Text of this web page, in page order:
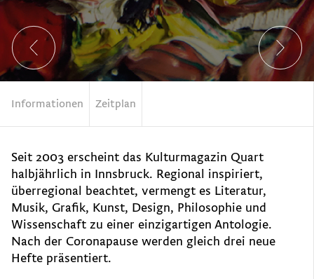
Informationen Zeitplan
Seit 2003 erscheint das Kulturmagazin Quart
halbjährlich in Innsbruck. Regional inspiriert,
überregio­nal beachtet, vermengt es Literatur,
Musik, Grafik, Kunst, Design, Philosophie und
Wissenschaft zu einer einzigartigen Antologie.
Nach der Coronapause werden gleich drei neue
Hefte präsentiert.